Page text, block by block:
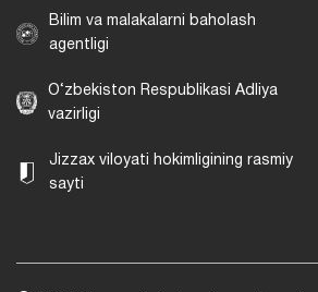
Bilim va malakalarni baholash
agentligi
O‘zbekiston Respublikasi Adliya
vazirligi
Jizzax viloyati hokimligining rasmiy
sayti